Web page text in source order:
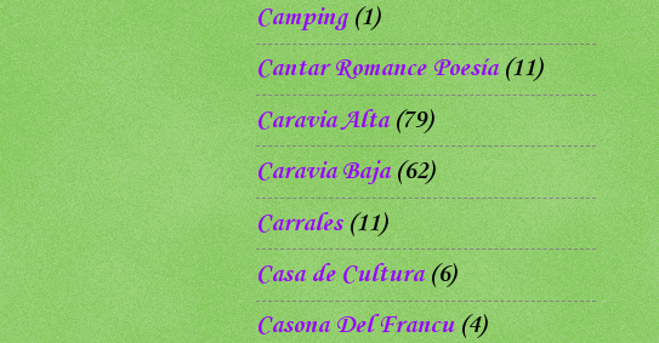
Camping (1)
Cantar Romance Poesía (11)
Caravia Alta (79)
Caravia Baja (62)
Carrales (11)
Casa de Cultura (6)
Casona Del Francu (4)